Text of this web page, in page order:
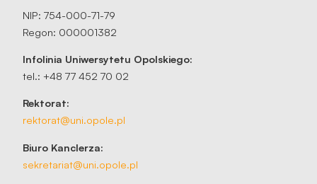
NIP: 754-000-71-79
Regon: 000001382
Infolinia Uniwersytetu Opolskiego:
tel.: +48 77 452 70 02
Rektorat:
rektorat@uni.opole.pl
Biuro Kanclerza:
sekretariat@uni.opole.pl